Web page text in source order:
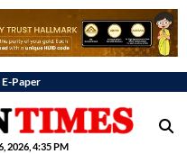
E-Paper
2026, 4:35 PM